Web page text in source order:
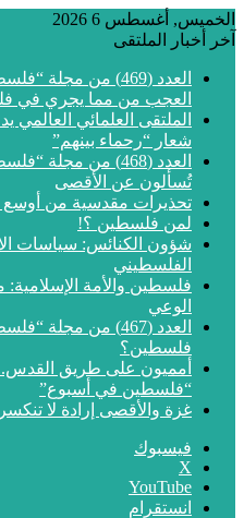
الخميس, أغسطس 6 2026
آخر أخبار الملتقى
العدد (469) من
العجب من مما يجري في
الملتقى العلمائي العالمي
شعار “رحماء بينهم”
العدد (468) من
تُسألون عن الأقصى
تحذيرات مقدسية من أوسع
لمن فلسطين ؟!
شؤون الكنائس: سياسات
الفلسطيني
فلسطين والأمة
الوعي
العدد (467) من
فلسطين؟
“فلسطين في أسبوع”
غزة والأقصى إرادة لا تنكسر –
فيسبوك
‫X
‫YouTube
انستقرام